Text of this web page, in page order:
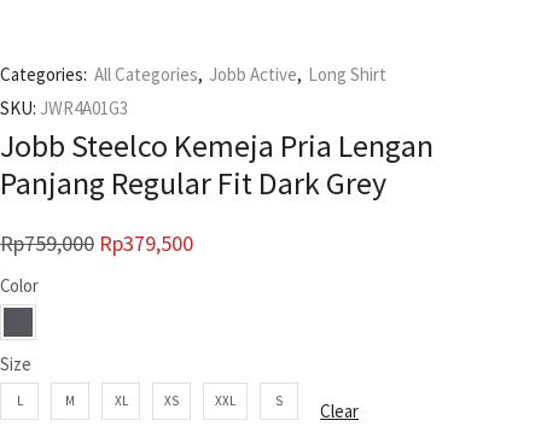
Categories: All Categories, Jobb Active, Long Shirt
SKU: JWR4A01G3
Jobb Steelco Kemeja Pria Lengan
Panjang Regular Fit Dark Grey
Rp759,000 Rp379,500
Color
Size
L M XL XS XXL S Clear